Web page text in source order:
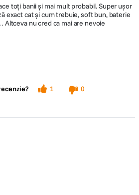
toți banii și mai mult probabil. Super ușor
exact cat și cum trebuie, soft bun, baterie
Altceva nu cred ca mai are nevoie
1
0